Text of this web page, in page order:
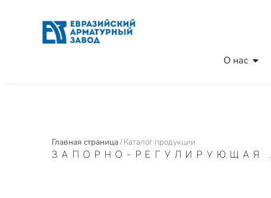
О нас
Главная страница/Каталог продукции
ЗАПОРНО-